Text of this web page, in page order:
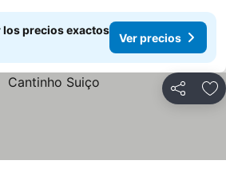
los precios exactos
Ver precios
Compartir